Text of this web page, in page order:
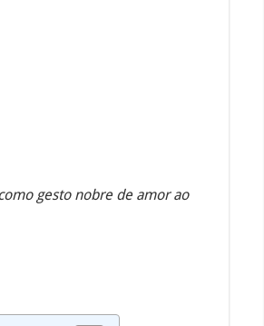
gesto nobre de amor ao